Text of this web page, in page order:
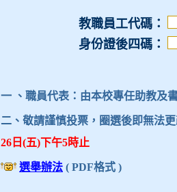
教職員工代碼：
身份證後四碼：
一 、職員代表：由本校專任助教及
二、敬請謹慎投票，圈選後即無法
26日(五)下午5時止
選舉辦法 ( PDF格式 )